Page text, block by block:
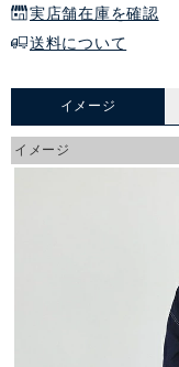
実店舗在庫を確認
送料について
イメージ
イメージ